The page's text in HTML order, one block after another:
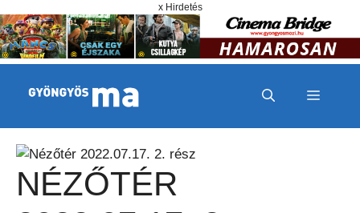
x Hirdetés
MENÜ
NÉZŐTÉR